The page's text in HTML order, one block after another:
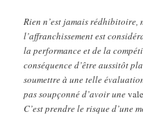
Rien n’est jamais
l’affranchissement est
la performance et de la
conséquence d’être aussitôt
soumettre à une telle
pas soupçonné d’avoir une
C’est prendre le risque d’une